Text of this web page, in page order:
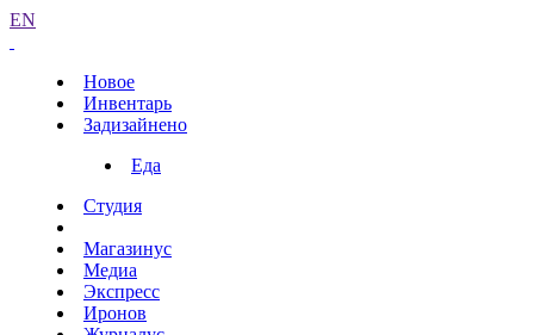
EN
Новое
Инвентарь
Задизайнено
Еда
Студия
Магазинус
Медиа
Экспресс
Иронов